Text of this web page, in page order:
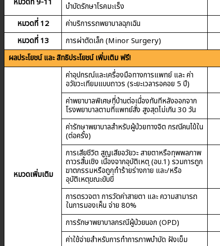
บำบัดรักษาโรคมะเร็ง
หมวดที่ 12
ค่าบริการรถพยาบาลฉุกเฉิน
หมวดที่ 13
การผ่าตัดเล็ก (Minor Surgery)
ผลประโยชน์ และ สิทธิประโยชน์ เพิ่มเติม ฟรี!
หมวดเพิ่มเติม
ค่าอุปกรณ์และเครื่องมือทางการแพทย์ และ ค่า
อวัยวะเทียมแบบถาวร (ระยะเวลารอคอย 5 ปี)
ค่าพยาบาลพิเศษที่บ้านต่อเนื่องทันทีหลังออกจาก
โรงพยาบาลตามที่แพทย์สั่ง สูงสุดไม่เกิน 30 วัน
ค่ารักษาพยาบาลสำหรับผู้ป่วยทางจิต กรณีคนไข้ใน
(ต่อครั้ง)
การเสียชีวิต สูญเสียอวัยวะ สายตาหรือทุพพลภาพ
ถาวรสิ้นเชิง เนื่องจากอุบัติเหตุ (อบ.1) รวมการถูก
ฆาตกรรมหรือถูกทำร้ายร่างกาย และ/หรือ
อุบัติเหตุขณะขับขี่
การตรวจตา การวัดค่าสายตา และ ความสามารถ
ในการมองเห็น จ่าย 80%
การรักษาพยาบาลกรณีผู้ป่วยนอก (OPD)
ค่าใช้จ่ายสำหรับการทำการภาพบำบัด ฝังเข็ม